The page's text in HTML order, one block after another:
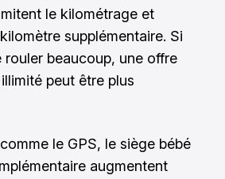
le kilométrage et
supplémentaire. Si
beaucoup, une offre
peut être plus
le GPS, le siège bébé
augmentent